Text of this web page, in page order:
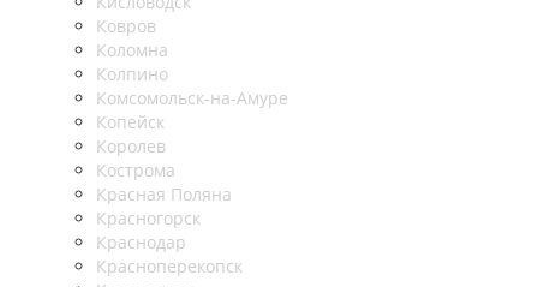
Ковров
Коломна
Колпино
Комсомольск-на-Амуре
Копейск
Королев
Кострома
Красная Поляна
Красногорск
Краснодар
Красноперекопск